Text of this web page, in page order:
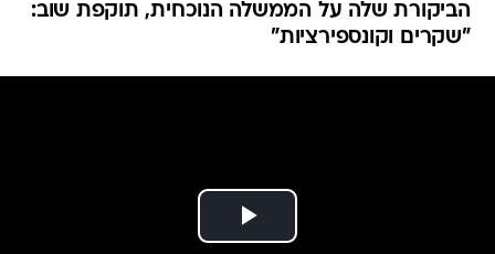
הביקורת שלה על הממשלה הנוכחית, תוקפת שוב:
"שקרים וקונספירציות"